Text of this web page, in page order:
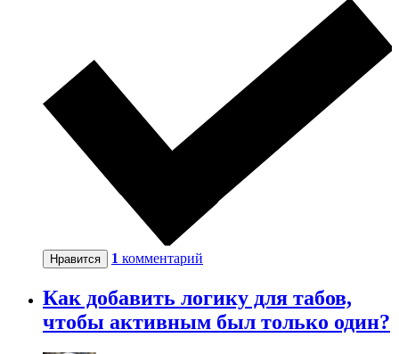
Нравится 1 комментарий
Как добавить логику для табов,
чтобы активным был только один?